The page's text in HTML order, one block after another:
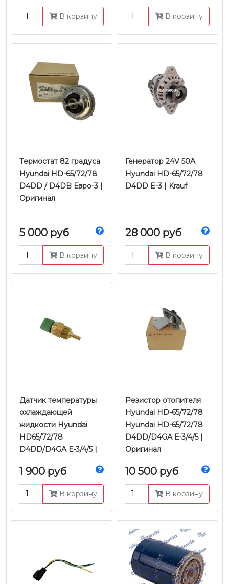
В корзину В корзину
Термостат 82 градуса
Hyundai HD-65/72/78
D4DD / D4DB Евро-3 |
Оригинал
5 000 руб
В корзину
Генератор 24V 50A
Hyundai HD-65/72/78
D4DD E-3 | Krauf
28 000 руб
В корзину
Датчик температуры
охлаждающей
жидкости Hyundai
HD65/72/78
D4DD/D4GA Е-3/4/5 |
Оригинал
1 900 руб
В корзину
Резистор отопителя
Hyundai HD-65/72/78
Hyundai HD-65/72/78
D4DD/D4GA Е-3/4/5 |
Оригинал
10 500 руб
В корзину